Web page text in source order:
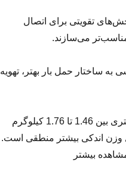
تقویتی برای اتصال
مناسب‌تر می‌سازند.
ساختار حمل بار بهتر، تهویه
مقایسه وزن و ظرفیت: وزن متعارف کوله‌های 50 تا 60 لیتری بین 1.46 تا 1.76 کیلوگرم
وزن اندکی بیشتر منطقی است.